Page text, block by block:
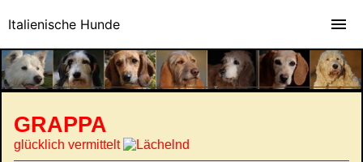
GRAPPA
glücklich vermittelt
Italienische Hunde